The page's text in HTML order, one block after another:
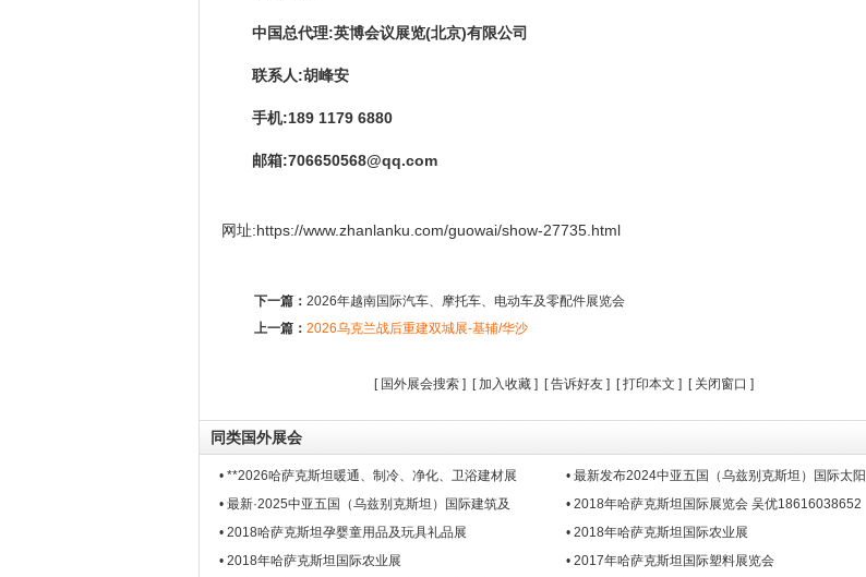
中国总代理:英博会议展览(北京)有限公司
联系人:胡峰安
手机:189 1179 6880
邮箱:706650568@qq.com
网址:https://www.zhanlanku.com/guowai/show-27735.html
下一篇： 2026年越南国际汽车、摩托车、电动车及零配件展览会
上一篇： 2026乌克兰战后重建双城展-基辅/华沙
[ 国外展会搜索 ] [加入收藏 ] [告诉好友 ] [打印本文 ] [ 关闭窗口 ]
同类国外展会
• **2026哈萨克斯坦暖通、制冷、净化、卫浴建材展
• 最新发布2024中亚五国（乌兹别克斯坦）国际太阳
• 最新·2025中亚五国（乌兹别克斯坦）国际建筑及
• 2018年哈萨克斯坦国际展览会 吴优18616038652
• 2018哈萨克斯坦孕婴童用品及玩具礼品展
• 2018年哈萨克斯坦国际农业展
• 2018年哈萨克斯坦国际农业展
• 2017年哈萨克斯坦国际塑料展览会